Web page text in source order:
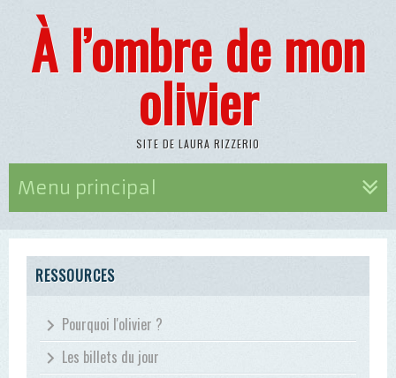
À l’ombre de mon
olivier
SITE DE LAURA RIZZERIO
Menu principal
RESSOURCES
Pourquoi l'olivier ?
Les billets du jour